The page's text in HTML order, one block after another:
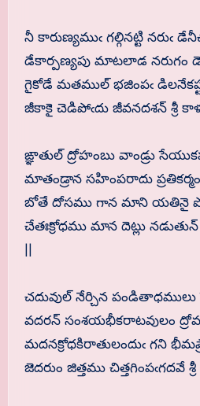
నీ కారుణ్యముఁ గల్గినట్టి నరుఁ
డేకార్పణ్యపు మాటలాడ నరుగం
గైకోడే మతముల్ భజింపఁ
జీకాకై చెడిపోఁదు జీవనదశన్ శ్రీ
ఙ్ఞాతుల్ ద్రోహంబు వాండ్రు
మాతండ్రాన సహింపరాదు
బోతే దోసము గాన మాని యతినై
చేతఃక్రోధము మాన దెట్లు
చదువుల్ నేర్చిన
వదరన్ సంశయభీకరాటవులం
మదనక్రోధకిరాతులందుఁ గని
జెదరుం జిత్తము చిత్తగింపఁగదవే